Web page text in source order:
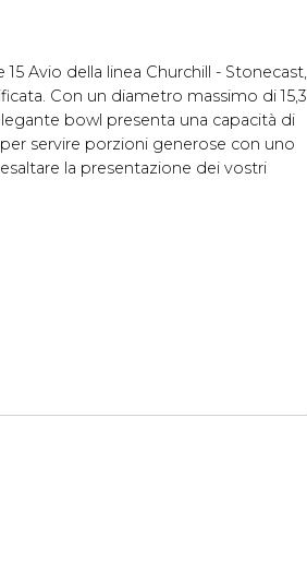
Avio della linea Churchill - Stonecast,
Con un diametro massimo di 15,3
bowl presenta una capacità di
servire porzioni generose con uno
la presentazione dei vostri